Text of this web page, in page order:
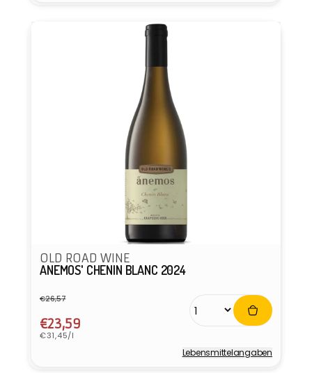
OLD ROAD WINE
ANEMOS' CHENIN BLANC 2024
Normaler
Preis
€26,57
Verkaufspreis
€23,59
Grundpreis
€31,45/l
Lebensmittel­angaben